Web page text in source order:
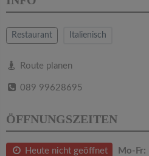
Restaurant Italienisch
Route planen
089 99628695
ÖFFNUNGSZEITEN
Heute nicht geöffnet Mo-Fr:
a
v
a